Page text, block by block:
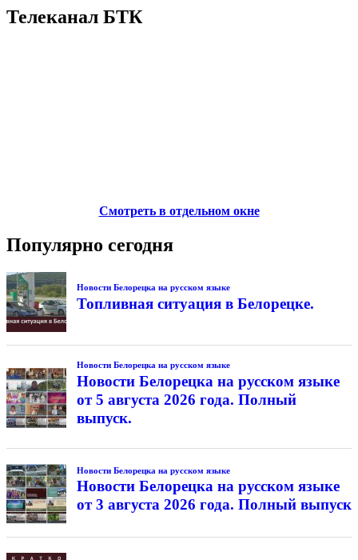
Телеканал БТК
Смотреть в отдельном окне
Популярно сегодня
Новости Белорецка на русском языке
Топливная ситуация в Белорецке.
Новости Белорецка на русском языке
Новости Белорецка на русском языке
от 5 августа 2026 года. Полный
выпуск.
Новости Белорецка на русском языке
Новости Белорецка на русском языке
от 3 августа 2026 года. Полный выпуск